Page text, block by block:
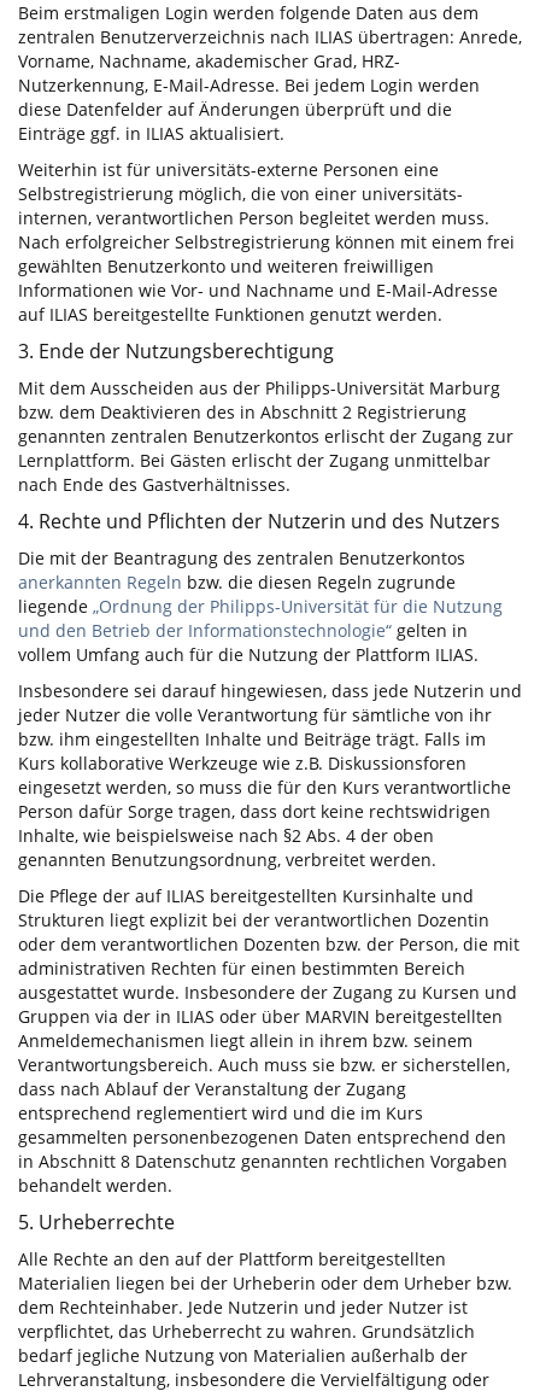
Beim erstmaligen Login werden folgende Daten aus dem
zentralen Benutzerverzeichnis nach ILIAS übertragen: Anrede,
Vorname, Nachname, akademischer Grad, HRZ-
Nutzerkennung, E-Mail-Adresse. Bei jedem Login werden
diese Datenfelder auf Änderungen überprüft und die
Einträge ggf. in ILIAS aktualisiert.
Weiterhin ist für universitäts-externe Personen eine
Selbstregistrierung möglich, die von einer universitäts-
internen, verantwortlichen Person begleitet werden muss.
Nach erfolgreicher Selbstregistrierung können mit einem frei
gewählten Benutzerkonto und weiteren freiwilligen
Informationen wie Vor- und Nachname und E-Mail-Adresse
auf ILIAS bereitgestellte Funktionen genutzt werden.
3. Ende der Nutzungsberechtigung
Mit dem Ausscheiden aus der Philipps-Universität Marburg
bzw. dem Deaktivieren des in Abschnitt 2 Registrierung
genannten zentralen Benutzerkontos erlischt der Zugang zur
Lernplattform. Bei Gästen erlischt der Zugang unmittelbar
nach Ende des Gastverhältnisses.
4. Rechte und Pflichten der Nutzerin und des Nutzers
Die mit der Beantragung des zentralen Benutzerkontos
anerkannten Regeln bzw. die diesen Regeln zugrunde
liegende „Ordnung der Philipps-Universität für die Nutzung
und den Betrieb der Informationstechnologie“ gelten in
vollem Umfang auch für die Nutzung der Plattform ILIAS.
Insbesondere sei darauf hingewiesen, dass jede Nutzerin und
jeder Nutzer die volle Verantwortung für sämtliche von ihr
bzw. ihm eingestellten Inhalte und Beiträge trägt. Falls im
Kurs kollaborative Werkzeuge wie z.B. Diskussionsforen
eingesetzt werden, so muss die für den Kurs verantwortliche
Person dafür Sorge tragen, dass dort keine rechtswidrigen
Inhalte, wie beispielsweise nach §2 Abs. 4 der oben
genannten Benutzungsordnung, verbreitet werden.
Die Pflege der auf ILIAS bereitgestellten Kursinhalte und
Strukturen liegt explizit bei der verantwortlichen Dozentin
oder dem verantwortlichen Dozenten bzw. der Person, die mit
administrativen Rechten für einen bestimmten Bereich
ausgestattet wurde. Insbesondere der Zugang zu Kursen und
Gruppen via der in ILIAS oder über MARVIN bereitgestellten
Anmeldemechanismen liegt allein in ihrem bzw. seinem
Verantwortungsbereich. Auch muss sie bzw. er sicherstellen,
dass nach Ablauf der Veranstaltung der Zugang
entsprechend reglementiert wird und die im Kurs
gesammelten personenbezogenen Daten entsprechend den
in Abschnitt 8 Datenschutz genannten rechtlichen Vorgaben
behandelt werden.
5. Urheberrechte
Alle Rechte an den auf der Plattform bereitgestellten
Materialien liegen bei der Urheberin oder dem Urheber bzw.
dem Rechteinhaber. Jede Nutzerin und jeder Nutzer ist
verpflichtet, das Urheberrecht zu wahren. Grundsätzlich
bedarf jegliche Nutzung von Materialien außerhalb der
Lehrveranstaltung, insbesondere die Vervielfältigung oder